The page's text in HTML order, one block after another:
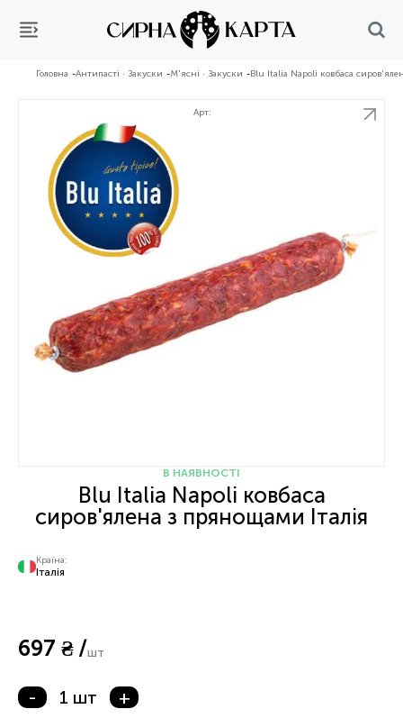
Головна Антипасті · Закуски М'ясні · Закуски Blu Italia Napoli ковбаса
Арт:
В НАЯВНОСТІ
Blu Italia Napoli ковбаса
сиров'ялена з прянощами Італія
Країна:
Італія
697 ₴ /шт
- 1 шт +